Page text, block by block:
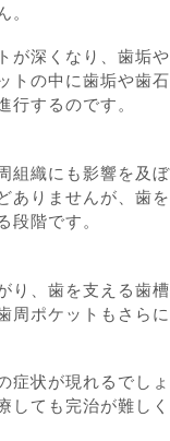
が深くなり、歯垢や
トの中に歯垢や歯石
するのです。
組織にも影響を及ぼ
ありませんが、歯を
階です。
り、歯を支える歯槽
周ポケットもさらに
症状が現れるでしょ
しても完治が難しく